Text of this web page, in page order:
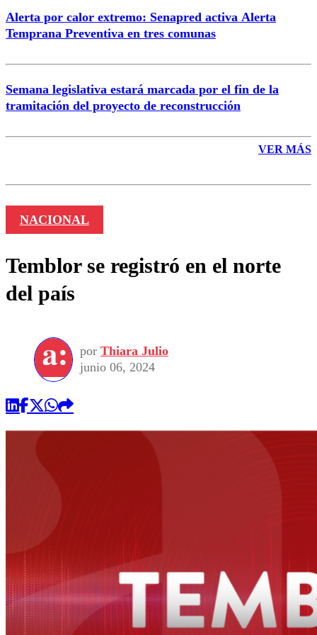
Alerta por calor extremo: Senapred activa Alerta
Temprana Preventiva en tres comunas
Semana legislativa estará marcada por el fin de la
tramitación del proyecto de reconstrucción
VER MÁS
NACIONAL
Temblor se registró en el norte
del país
por Thiara Julio
junio 06, 2024